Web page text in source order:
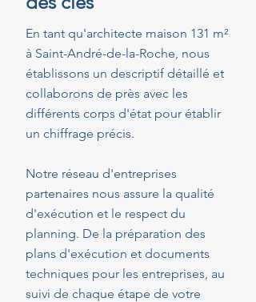
En tant qu'architecte maison 131 m²
à Saint-André-de-la-Roche, nous
établissons un descriptif détaillé et
collaborons de près avec les
différents corps d'état pour établir
un chiffrage précis.
Notre réseau d'entreprises
partenaires nous assure la qualité
d'exécution et le respect du
planning. De la préparation des
plans d'exécution et documents
techniques pour les entreprises, au
suivi de chaque étape de votre